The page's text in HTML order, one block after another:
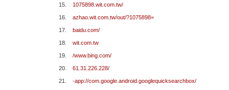
15. 1075898.wit.com.tw/
16. azhao.wit.com.tw/out/?1075898=
17. baidu.com/
18. wit.com.tw
19. /www.bing.com/
20. 61.31.226.228/
21. -app://com.google.android.googlequicksearchbox/